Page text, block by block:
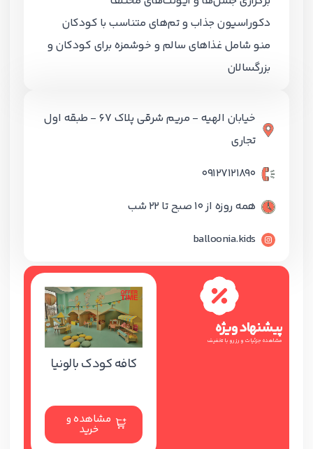
دکوراسیون جذاب و تم‌های متناسب با کودکان
منو شامل غذاهای سالم و خوشمزه برای کودکان و
بزرگسالان
خیابان الهیه - مریم شرقی پلاک 67 - طبقه اول
تجاری
09127121890
همه روزه از 10 صبح تا 22 شب
balloonia.kids
پیشنهاد ویژه
مشاهده جزئیات و رزرو با تخفیف
کافه کودک بالونیا
مشاهده و
خرید